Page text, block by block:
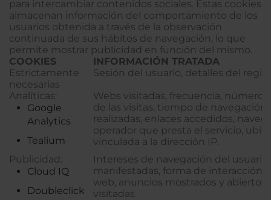
para intercambiar contenidos sociales. Estas cookies
almacenan información del comportamiento de los
usuarios obtenida a través de la observación
continuada de sus hábitos de navegación, lo que
permite mostrar publicidad en función del mismo.
COOKIES
INFORMACIÓN TRATADA
Estrictamente
necesarias
Sesión del usuario, detalles del
Analíticas:
Google
Analytics
Tealium
Webs visitadas, frecuencia, número
de las visitas, tiempo de
realizadas, enlaces accedidos,
operador que presta el servicio,
vinculada a la dirección IP.
Publicidad:
Cloud IQ
Doubleclick
Intereses de navegación del
manifestadas, forma de interacción
web, anuncios mostrados y
visitadas.